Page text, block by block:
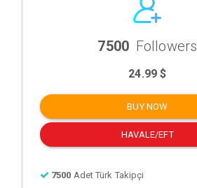
7500 Followers
24.99 $
BUY NOW
HAVALE/EFT
7500 Adet Türk Takipçi